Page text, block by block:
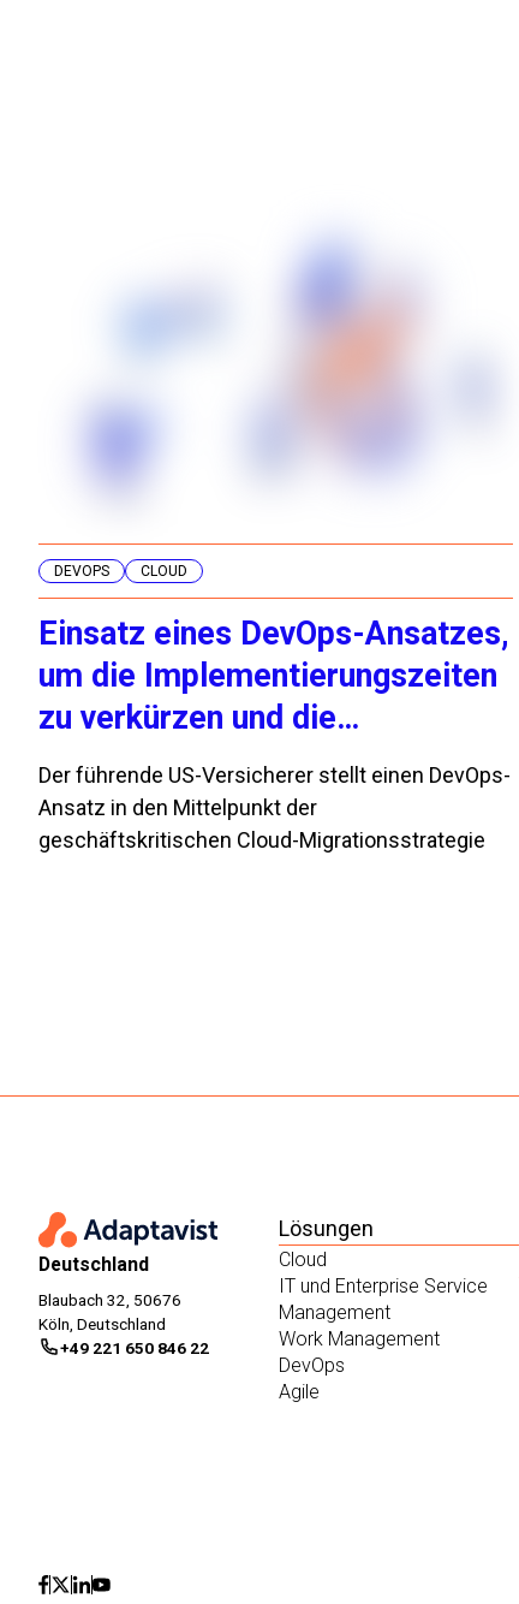
DEVOPS CLOUD
Einsatz eines DevOps-Ansatzes,
um die Implementierungszeiten
zu verkürzen und die
Transformation voranzutreiben
Der führende US-Versicherer stellt einen DevOps-
Ansatz in den Mittelpunkt der
geschäftskritischen Cloud-Migrationsstrategie
Deutschland
Blaubach 32, 50676
Köln, Deutschland
+49 221 650 846 22
Lösungen
Cloud
IT und Enterprise Service
Management
Work Management
DevOps
Agile
Icon
IconIcon
Icon